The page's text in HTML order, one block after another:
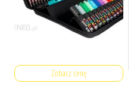
Zobacz cenę